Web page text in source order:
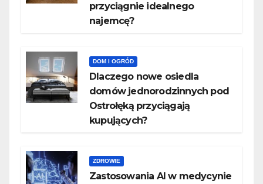
przyciągnie idealnego
najemcę?
DOM I OGRÓD
Dlaczego nowe osiedla
domów jednorodzinnych pod
Ostrołęką przyciągają
kupujących?
ZDROWIE
Zastosowania AI w medycynie